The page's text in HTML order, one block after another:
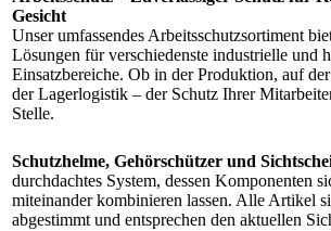
Gesicht
Unser umfassendes Arbeitsschutzsortiment
Lösungen für verschiedenste industrielle und
Einsatzbereiche. Ob in der Produktion, auf
der Lagerlogistik – der Schutz Ihrer
Stelle.
Schutzhelme, Gehörschützer und
durchdachtes System, dessen Komponenten
miteinander kombinieren lassen. Alle Artikel
abgestimmt und entsprechen den aktuellen